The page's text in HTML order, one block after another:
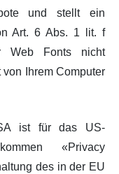
und stellt ein
Art. 6 Abs. 1 lit. f
Web Fonts nicht
Ihrem Computer
ist für das US-
«Privacy
des in der EU